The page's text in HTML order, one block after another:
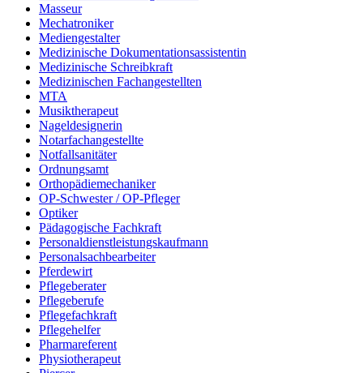
Masseur
Mechatroniker
Mediengestalter
Medizinische Dokumentationsassistentin
Medizinische Schreibkraft
Medizinischen Fachangestellten
MTA
Musiktherapeut
Nageldesignerin
Notarfachangestellte
Notfallsanitäter
Ordnungsamt
Orthopädiemechaniker
OP-Schwester / OP-Pfleger
Optiker
Pädagogische Fachkraft
Personaldienstleistungskaufmann
Personalsachbearbeiter
Pferdewirt
Pflegeberater
Pflegeberufe
Pflegefachkraft
Pflegehelfer
Pharmareferent
Physiotherapeut